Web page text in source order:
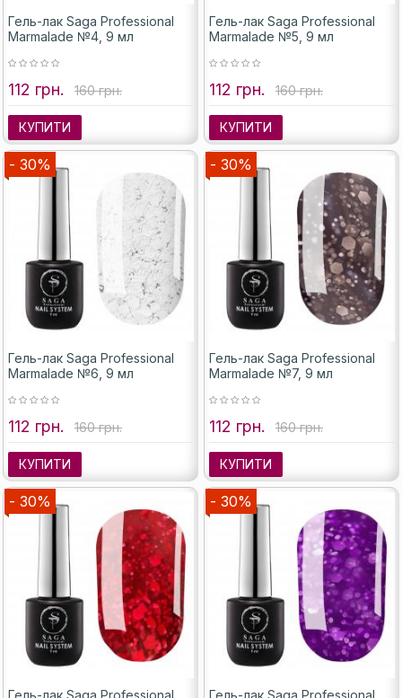
Гель-лак Saga Professional
Marmalade №4, 9 мл
112 грн. 160 грн.
КУПИТИ
Гель-лак Saga Professional
Marmalade №5, 9 мл
112 грн. 160 грн.
КУПИТИ
- 30%
Гель-лак Saga Professional
Marmalade №6, 9 мл
112 грн. 160 грн.
КУПИТИ
- 30%
Гель-лак Saga Professional
Marmalade №7, 9 мл
112 грн. 160 грн.
КУПИТИ
- 30%
Гель-лак Saga Professional
- 30%
Гель-лак Saga Professional